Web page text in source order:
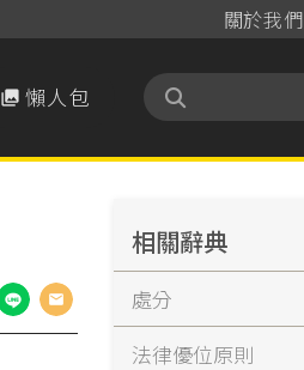
關於我們
 懶人包
相關辭典
處分
法律優位原則